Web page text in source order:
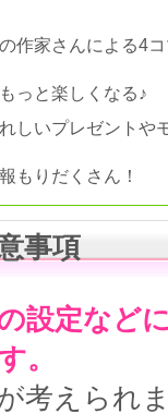
作家さんによる4
っと楽しくなる♪
しいプレゼントや
もりだくさん！
事項
設定など
。
考えられ